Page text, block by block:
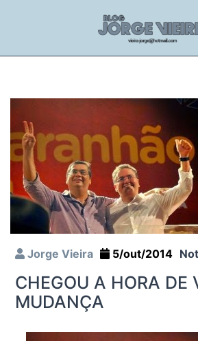
Jorge Vieira 5/out/2014
CHEGOU A HORA DE
MUDANÇA